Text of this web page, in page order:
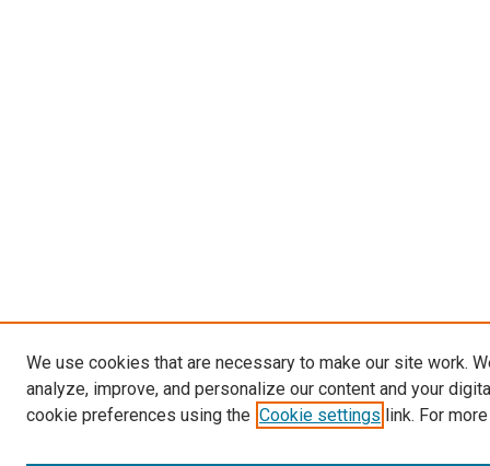
We use cookies that are necessary to make our site work.
analyze, improve, and personalize our content and your
cookie preferences using the Cookie settings link. For